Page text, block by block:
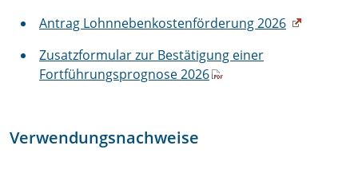
Antrag Lohnnebenkostenförderung 2026
Zusatzformular zur Bestätigung einer
Fortführungsprognose 2026
Verwendungsnachweise